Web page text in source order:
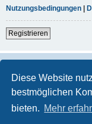
Diese Website
bestmöglichen
bieten. Mehr
Nutzungsbedingungen |
Registrieren